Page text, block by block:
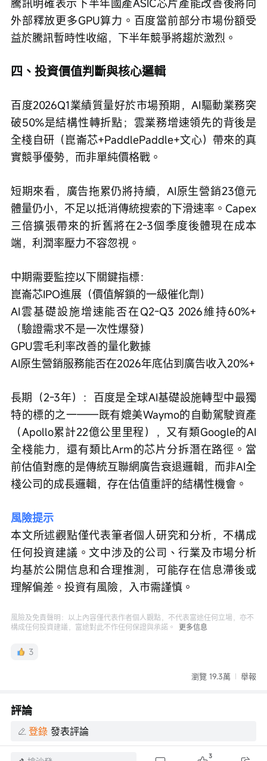
騰訊明確表示下半年國產ASIC芯片產能改善後將向
外部釋放更多GPU算力。百度當前部分市場份額受
益於騰訊暫時性收縮，下半年競爭將趨於激烈。
四、投資價值判斷與核心邏輯
百度2026Q1業績質量好於市場預期，AI驅動業務突
破50%是結構性轉折點；雲業務增速領先的背後是
全棧自研（崑崙芯+PaddlePaddle+文心）帶來的真
實競爭優勢，而非單純價格戰。
短期來看，廣告拖累仍將持續，AI原生營銷23億元
體量仍小，不足以抵消傳統搜索的下滑速率。Capex
三倍擴張帶來的折舊將在2-3個季度後體現在成本
端，利潤率壓力不容忽視。
中期需要監控以下關鍵指標：
崑崙芯IPO進展（價值解鎖的一級催化劑）
AI雲基礎設施增速能否在Q2-Q3 2026維持60%+
（驗證需求不是一次性爆發）
GPU雲毛利率改善的量化數據
AI原生營銷服務能否在2026年底佔到廣告收入20%+
長期（2-3年）：百度是全球AI基礎設施轉型中最獨
特的標的之一——既有媲美Waymo的自動駕駛資產
（Apollo累計22億公里里程），又有類Google的AI
全棧能力，還有類比Arm的芯片分拆潛在路徑。當
前估值對應的是傳統互聯網廣告衰退邏輯，而非AI全
棧公司的成長邏輯，存在估值重評的結構性機會。
風險提示
本文所述觀點僅代表筆者個人研究和分析，不構成
任何投資建議。文中涉及的公司、行業及市場分析
均基於公開信息和合理推測，可能存在信息滯後或
理解偏差。投資有風險，入市需謹慎。
風險及免責聲明：以上內容僅代表作者個人觀點，不代表富途任何立場，亦不
構成任何投資建議，富途對此不作任何保證與承諾。
更多信息
3
瀏覽 19.3萬 舉報
評論
登錄 發表評論
3